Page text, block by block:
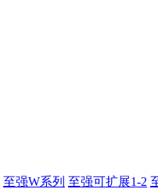
至强W系列 至强可扩展1-2